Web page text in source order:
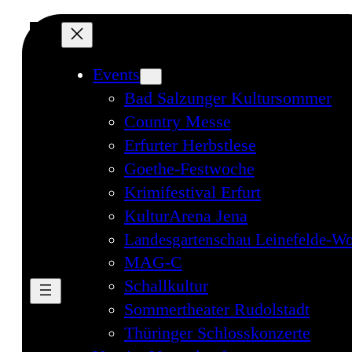
Direkt
zum
Inhalt
Events
Bad Salzunger Kultursommer
Country Messe
Erfurter Herbstlese
Goethe-Festwoche
Krimifestival Erfurt
KulturArena Jena
Landesgartenschau Leinefelde-
MAG-C
Schallkultur
Sommertheater Rudolstadt
Thüringer Schlosskonzerte